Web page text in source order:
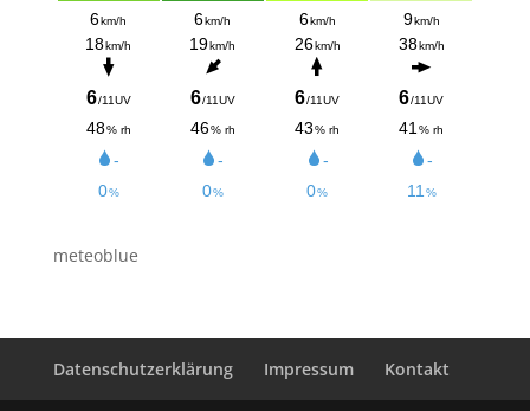
meteoblue
Datenschutzerklärung Impressum Kontakt